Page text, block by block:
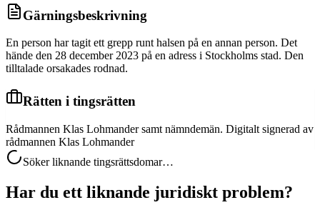
Gärningsbeskrivning
En person har tagit ett grepp runt halsen på en annan person. Det
hände den 28 december 2023 på en adress i Stockholms stad. Den
tilltalade orsakades rodnad.
Rätten i tingsrätten
Rådmannen Klas Lohmander samt nämndemän. Digitalt signerad av
rådmannen Klas Lohmander
Söker liknande tingsrättsdomar…
Har du ett liknande juridiskt problem?